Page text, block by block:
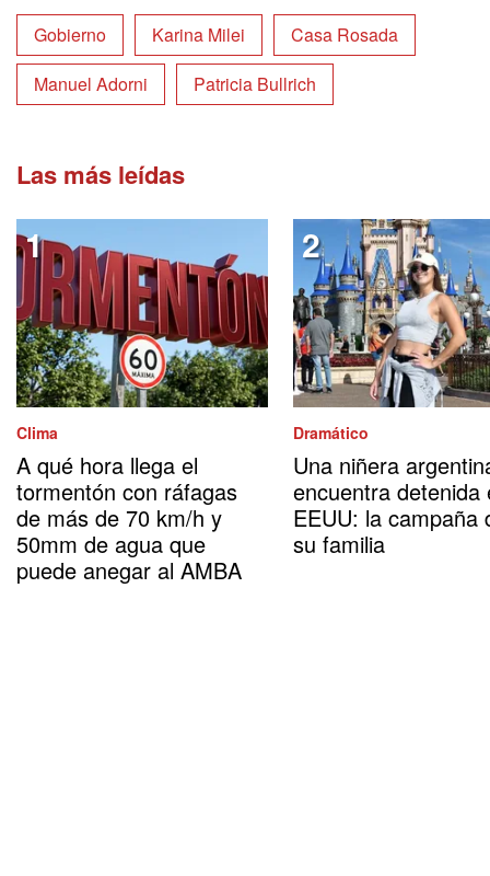
Gobierno Karina Milei
Casa Rosada
Manuel Adorni
Patricia Bullrich
Las más leídas
Clima
A qué hora llega el
tormentón con ráfagas
de más de 70 km/h y
50mm de agua que
puede anegar al AMBA
Dramático
Una niñera
encuentra detenida
EEUU: la campaña
su familia